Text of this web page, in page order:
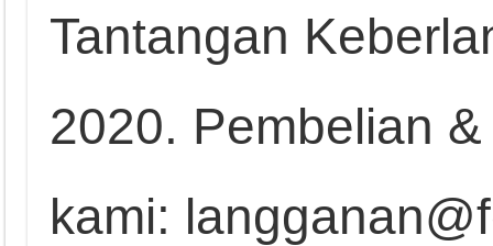
Tantangan
2020. Pembelian
kami: